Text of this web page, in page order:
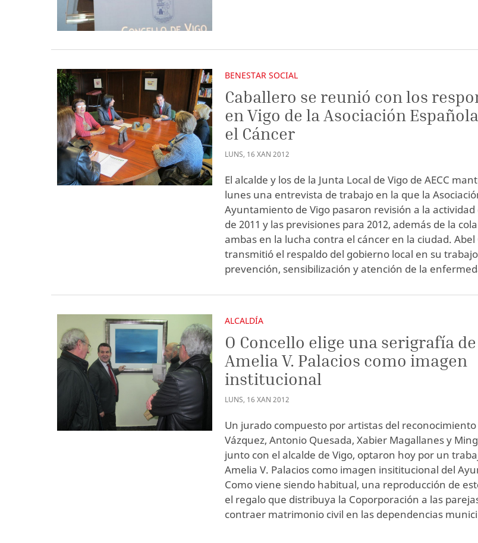
BENESTAR SOCIAL
Caballero se reunió con los
en Vigo de la Asociación
el Cáncer
LUNS, 16 XAN 2012
El alcalde y los de la Junta Local de Vigo de AECC
lunes una entrevista de trabajo en la que la
Ayuntamiento de Vigo pasaron revisión a la
de 2011 y las previsiones para 2012, además de la
ambas en la lucha contra el cáncer en la ciudad. Abel
transmitió el respaldo del gobierno local en su
prevención, sensibilización y atención de la
ALCALDÍA
O Concello elige una serigrafía
Amelia V. Palacios como imagen
institucional
LUNS, 16 XAN 2012
Un jurado compuesto por artistas del reconocimiento
Vázquez, Antonio Quesada, Xabier Magallanes y
junto con el alcalde de Vigo, optaron hoy por un
Amelia V. Palacios como imagen insititucional del
Como viene siendo habitual, una reproducción de
el regalo que distribuya la Coporporación a las
contraer matrimonio civil en las dependencias